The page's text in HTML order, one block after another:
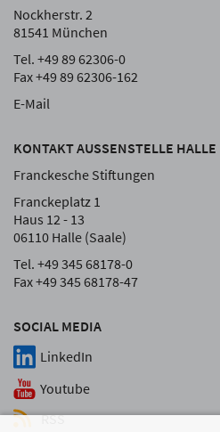
SOCIAL MEDIA
LinkedIn
Youtube
RSS
Nockherstr. 2
81541 München
Tel. +49 89 62306-0
Fax +49 89 62306-162
E-Mail
KONTAKT AUSSENSTELLE HALLE
Franckesche Stiftungen
Franckeplatz 1
Haus 12 - 13
06110 Halle (Saale)
Tel. +49 345 68178-0
Fax +49 345 68178-47